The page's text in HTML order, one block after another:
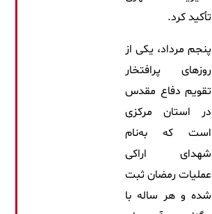
تأکید کرد.
پنجم مرداد، یکی از
روزهای پرافتخار
تقویم دفاع مقدس
در استان مرکزی
است که به‌نام
شهدای اراکی
عملیات رمضان ثبت
شده و هر ساله با